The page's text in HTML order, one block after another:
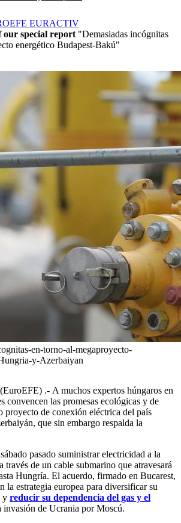
EURACTIV
our special report "Demasiadas incógnitas
energético Budapest-Bakú"
en-torno-al-megaproyecto-
y-Azerbaiyan
.- A muchos expertos húngaros en
convencen las promesas ecológicas y de
proyecto de conexión eléctrica del país
que sin embargo respalda la
pasado suministrar electricidad a la
de un cable submarino que atravesará
Hungría. El acuerdo, firmado en Bucarest,
la estrategia europea para diversificar su
y reducir su dependencia del gas y el
invasión de Ucrania por Moscú.